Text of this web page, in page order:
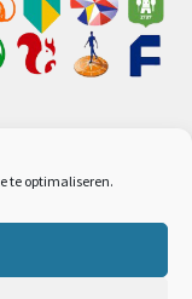
te optimaliseren.